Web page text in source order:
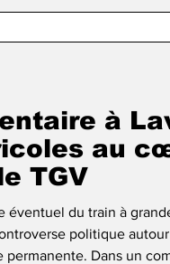
à
au
TGV
éventuel du train à
politique
Dans un